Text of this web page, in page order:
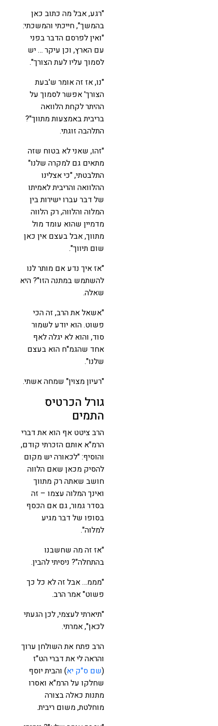
"רגע, אבל מה כתוב כאן
בהמשך", חייכתי והמשכתי:
"ואין לפרסם הדבר בפני
עם הארץ, וכן עיקר … יש
לסמוך עליו לעת הצורך".
"נו, אז זה אומר ש'בעת
הצורך' אפשר לסמוך על
ההיתר לקחת הלוואה
בריבית באמצעות מתווך"?
התלהבה זוגתי.
"זהו, שאני לא בטוח שזה
מתאים גם למקרה שלנו"
התלבטתי, "כי אצלינו
ההלוואה והריבית לאמיתו
של דבר עברו ישירות בין
המלוה והלווה, רק הלווה
מדמיין שהוא עומד מול
מתווך, אבל בעצם אין כאן
שום תיווך".
"אז איך נדע אם מותר לנו
להשתמש במתנה הזו"? היא
שאלה.
"אשאל את הרב, זה הכי
פשוט. הוא יודע לשמור
סוד, והוא לא יגלה לאף
אחד שהגמ"ח הוא בעצם
שלנו".
"רעיון מצוין" שמחה אשתי.
גורל הכרטיס
התמים
הרב ציטט אף הוא את דברי
הרמ"א אותם הזכרתי קודם,
והוסיף: "לכאורה יש מקום
להסיק מכאן שאם הלווה
חושב שאתה רק מתווך
ואינך המלוה עצמו – זה
בסדר גמור, גם אם הכסף
בסופו של דבר מגיע
למלוה".
"אז זה מה שחשבנו
בהתחלה"? ניסיתי להבין.
"מממ… אבל זה לא כל כך
פשוט" אמר הרב.
"תיארתי לעצמי, לכן הגעתי
לכאן", אמרתי.
הרב פתח את השולחן ערוך
והראה לי את דברי הט"ז
(שם ס"ק יא) והבית יוסף
שחלקו על הרמ"א ואסרו
מתנות כאלה בצורה
מוחלטת, משום ריבית.